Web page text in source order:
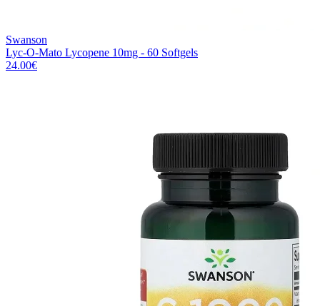
Swanson
Lyc-O-Mato Lycopene 10mg - 60 Softgels
24.00€